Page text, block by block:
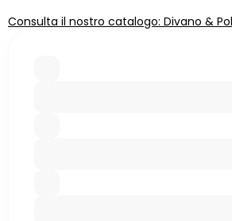
Consulta il nostro catalogo: Divano &